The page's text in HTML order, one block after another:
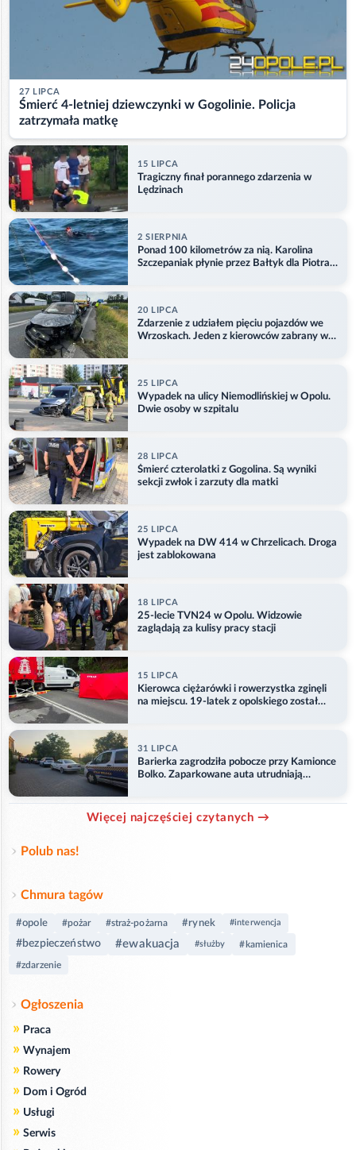
27 LIPCA
Śmierć 4-letniej dziewczynki w Gogolinie. Policja
zatrzymała matkę
15 LIPCA
Tragiczny finał porannego zdarzenia w
Lędzinach
2 SIERPNIA
Ponad 100 kilometrów za nią. Karolina
Szczepaniak płynie przez Bałtyk dla Piotra.
20 LIPCA
Zdarzenie z udziałem pięciu pojazdów we
Wrzoskach. Jeden z kierowców zabrany w
25 LIPCA
Wypadek na ulicy Niemodlińskiej w Opolu.
Dwie osoby w szpitalu
28 LIPCA
Śmierć czterolatki z Gogolina. Są wyniki
sekcji zwłok i zarzuty dla matki
25 LIPCA
Wypadek na DW 414 w Chrzelicach. Droga
jest zablokowana
18 LIPCA
25-lecie TVN24 w Opolu. Widzowie
zaglądają za kulisy pracy stacji
15 LIPCA
Kierowca ciężarówki i rowerzystka zginęli
na miejscu. 19-latek z opolskiego został
31 LIPCA
Barierka zagrodziła pobocze przy Kamionce
Bolko. Zaparkowane auta utrudniają
Więcej najczęściej czytanych →
Polub nas!
Chmura tagów
#opole #pożar #straż-pożarna #rynek #interwencja
#bezpieczeństwo #ewakuacja #służby #kamienica
#zdarzenie
Ogłoszenia
» Praca
» Wynajem
» Rowery
» Dom i Ogród
» Usługi
» Serwis